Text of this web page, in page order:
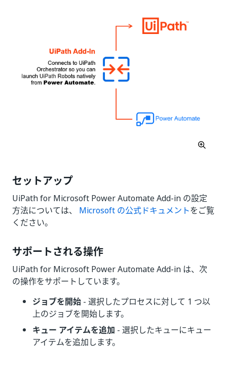
セットアップ
UiPath for Microsoft Power Automate Add-in の設定
方法については、 Microsoft の公式ドキュメントをご覧
ください。
サポートされる操作
UiPath for Microsoft Power Automate Add-in は、次
の操作をサポートしています。
ジョブを開始 - 選択したプロセスに対して 1 つ以
上のジョブを開始します。
キュー アイテムを追加 - 選択したキューにキュー
アイテムを追加します。